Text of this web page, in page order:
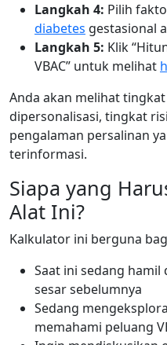
Langkah 4: Pilih
diabetes gestasional
Langkah 5: Klik
VBAC” untuk melihat
Anda akan melihat
dipersonalisasi, tingkat
pengalaman persalinan
terinformasi.
Siapa yang
Alat Ini?
Kalkulator ini berguna
Saat ini sedang
sesar sebelumnya
Sedang
memahami peluang